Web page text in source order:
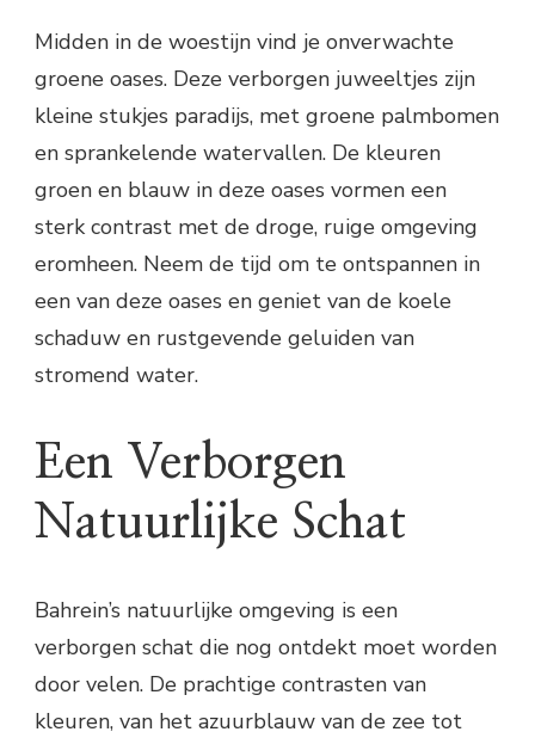
Midden in de woestijn vind je onverwachte
groene oases. Deze verborgen juweeltjes zijn
kleine stukjes paradijs, met groene palmbomen
en sprankelende watervallen. De kleuren
groen en blauw in deze oases vormen een
sterk contrast met de droge, ruige omgeving
eromheen. Neem de tijd om te ontspannen in
een van deze oases en geniet van de koele
schaduw en rustgevende geluiden van
stromend water.
Een Verborgen
Natuurlijke Schat
Bahrein’s natuurlijke omgeving is een
verborgen schat die nog ontdekt moet worden
door velen. De prachtige contrasten van
kleuren, van het azuurblauw van de zee tot